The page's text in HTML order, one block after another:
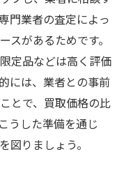
門業者の査定によっ
スがあるためです。
定品などは高く評価
には、業者との事前
とで、買取価格の比
うした準備を通じ
図りましょう。